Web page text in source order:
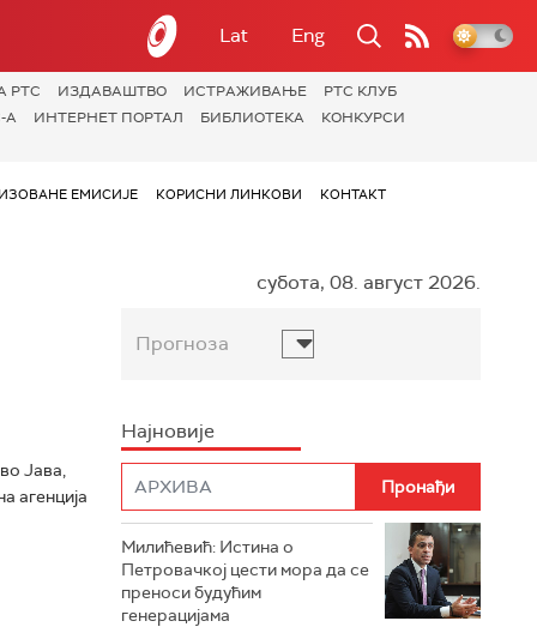
Lat Eng
РТС ИЗДАВАШТВО ИСТРАЖИВАЊЕ
РТС КЛУБ
А ИНТЕРНЕТ ПОРТАЛ БИБЛИОТЕКА
КОНКУРСИ
ЕМИСИЈЕ КОРИСНИ ЛИНКОВИ
КОНТАКТ
Јава,
агенција
субота, 08. август 2026.
Прогноза
Најновије
Милићевић: Истина о
Петровачкој цести мора да се
преноси будућим
генерацијама